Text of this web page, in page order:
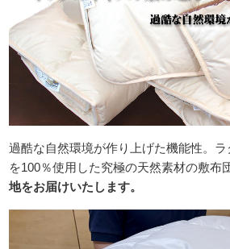
過酷な自然環境が作り上げた機能性。
を100％使用した究極の天然素材の敷布
地をお届けいたします。